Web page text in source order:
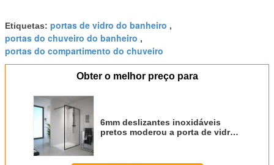
Etiquetas: portas de vidro do banheiro ,
portas do chuveiro do banheiro ,
portas do compartimento do chuveiro
Obter o melhor preço para
6mm deslizantes inoxidáveis
pretos moderou a porta de vidro